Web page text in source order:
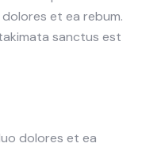
et ea rebum.
sanctus est
dolores et ea